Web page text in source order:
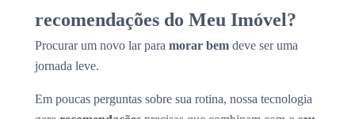
recomendações do Meu Imóvel?
Procurar um novo lar para morar bem deve ser uma
jornada leve.
Em poucas perguntas sobre sua rotina, nossa tecnologia